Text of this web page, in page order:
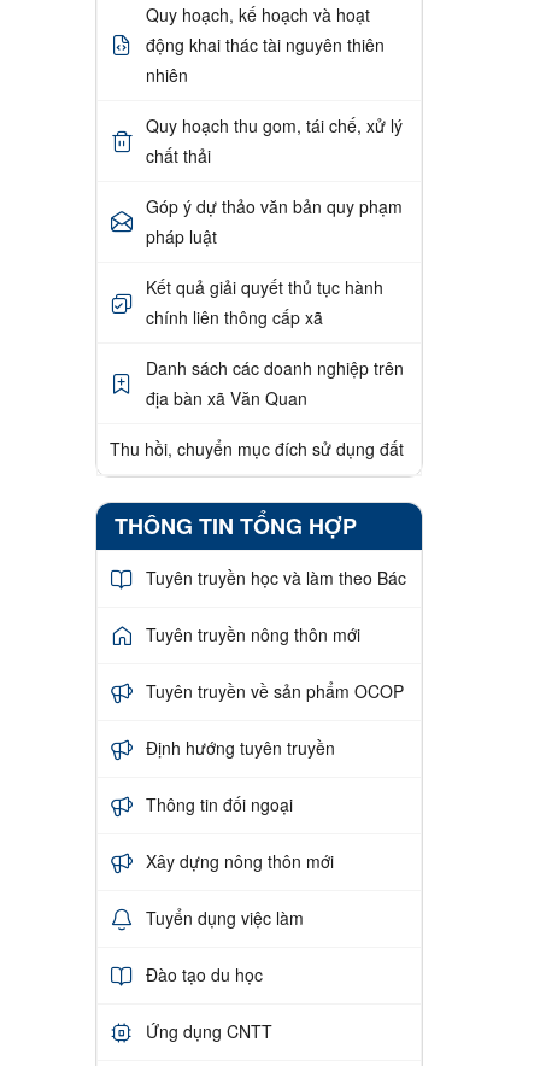
Quy hoạch, kế hoạch và hoạt
động khai thác tài nguyên thiên
nhiên
Quy hoạch thu gom, tái chế, xử lý
chất thải
Góp ý dự thảo văn bản quy phạm
pháp luật
Kết quả giải quyết thủ tục hành
chính liên thông cấp xã
Danh sách các doanh nghiệp trên
địa bàn xã Văn Quan
Thu hồi, chuyển mục đích sử dụng đất
THÔNG TIN TỔNG HỢP
Tuyên truyền học và làm theo Bác
Tuyên truyền nông thôn mới
Tuyên truyền về sản phẩm OCOP
Định hướng tuyên truyền
Thông tin đối ngoại
Xây dựng nông thôn mới
Tuyển dụng việc làm
Đào tạo du học
Ứng dụng CNTT